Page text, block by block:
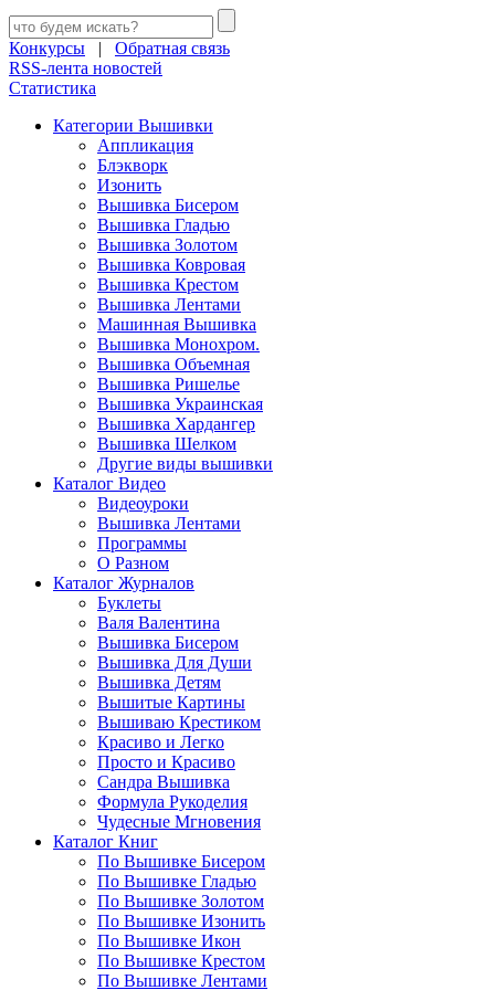
Конкурсы | Обратная связь
RSS-лента новостей
Статистика
Категории Вышивки
Аппликация
Блэкворк
Изонить
Вышивка Бисером
Вышивка Гладью
Вышивка Золотом
Вышивка Ковровая
Вышивка Крестом
Вышивка Лентами
Машинная Вышивка
Вышивка Монохром.
Вышивка Объемная
Вышивка Ришелье
Вышивка Украинская
Вышивка Хардангер
Вышивка Шелком
Другие виды вышивки
Каталог Видео
Видеоуроки
Вышивка Лентами
Программы
О Разном
Каталог Журналов
Буклеты
Валя Валентина
Вышивка Бисером
Вышивка Для Души
Вышивка Детям
Вышитые Картины
Вышиваю Крестиком
Красиво и Легко
Просто и Красиво
Сандра Вышивка
Формула Рукоделия
Чудесные Мгновения
Каталог Книг
По Вышивке Бисером
По Вышивке Гладью
По Вышивке Золотом
По Вышивке Изонить
По Вышивке Икон
По Вышивке Крестом
По Вышивке Лентами